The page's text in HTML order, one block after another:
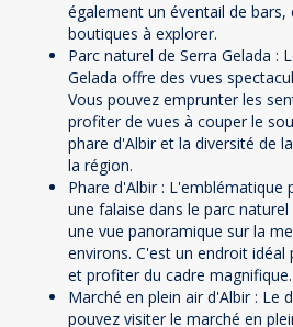
également un éventail de
boutiques à explorer.
Parc naturel de Serra Gelada :
Gelada offre des vues
Vous pouvez emprunter les
profiter de vues à couper le
phare d'Albir et la diversité de
la région.
Phare d'Albir : L'emblématique
une falaise dans le parc
une vue panoramique sur la
environs. C'est un endroit
et profiter du cadre magnifique.
Marché en plein air d'Albir : Le
pouvez visiter le marché en